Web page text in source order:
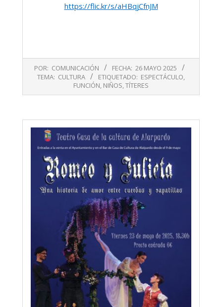
https://flic.kr/s/aHBqjCfnJM
POR: COMUNICACIÓN FECHA: 26 MAYO 2025
TEMA: CULTURA ETIQUETADO: ESPECTÁCULO,
FUNCIÓN, NIÑOS,TÍTERES